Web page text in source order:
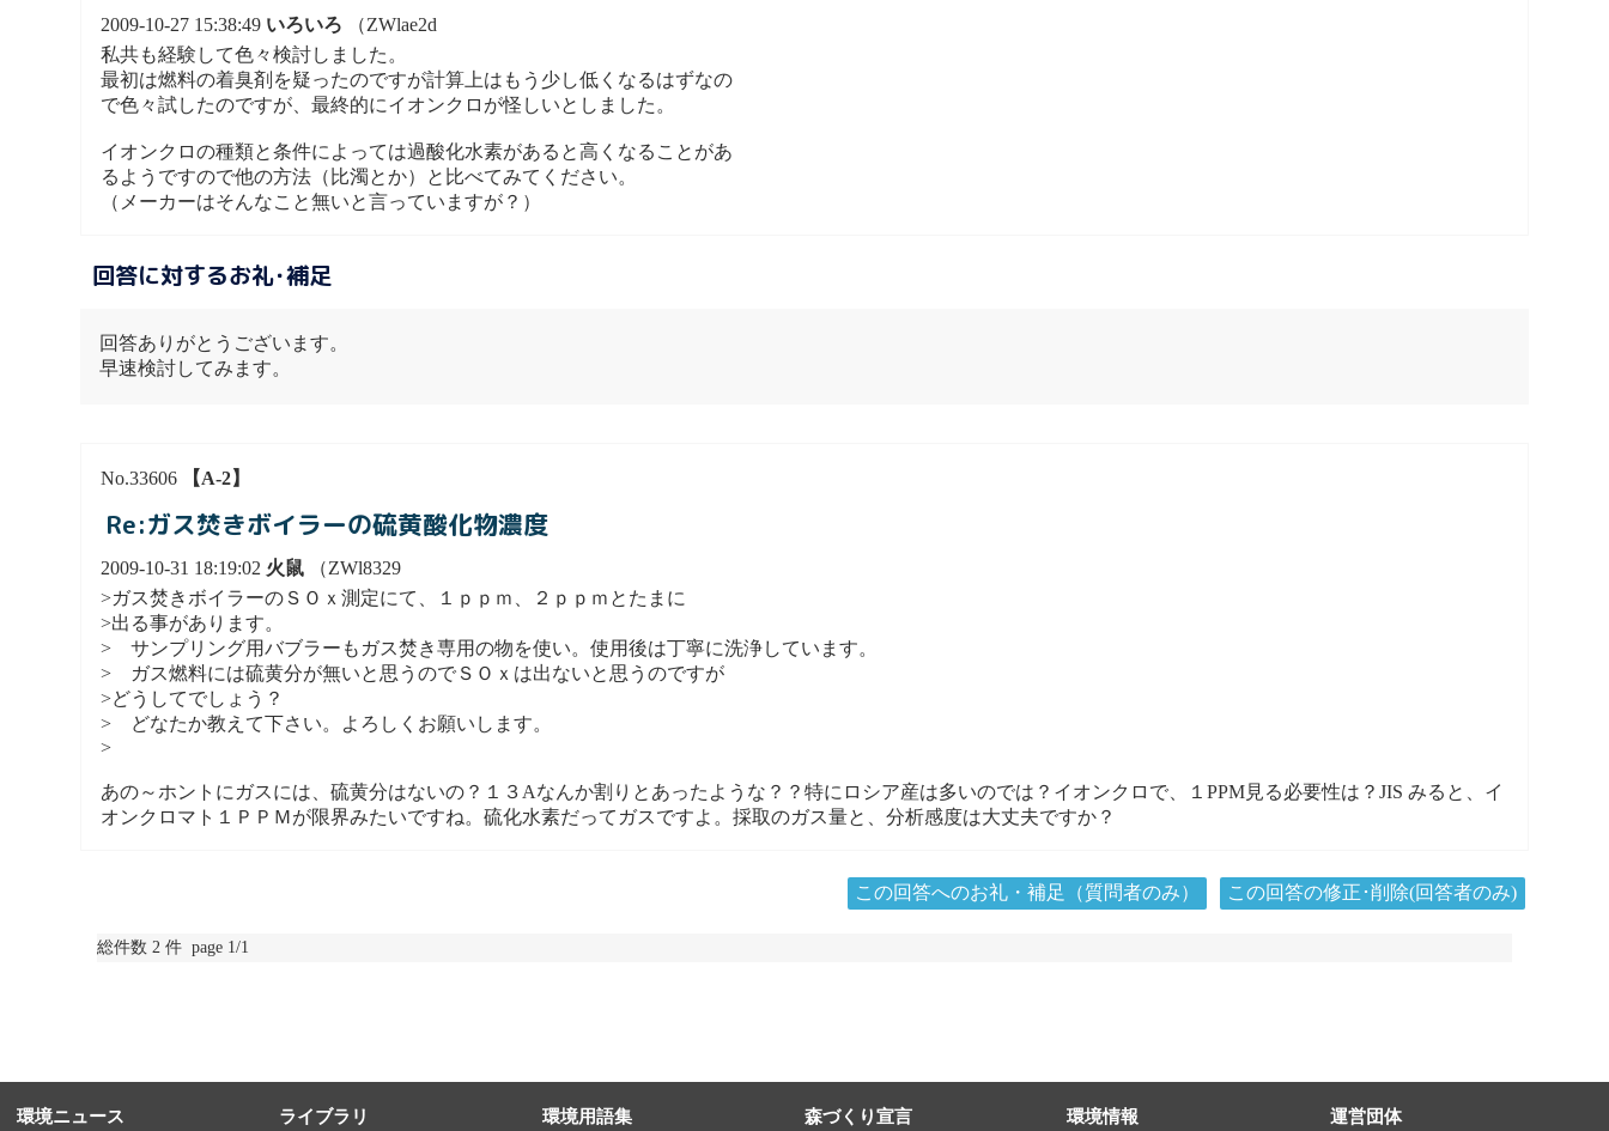
2009-10-27 15:38:49 いろいろ （ZWlae2d
私共も経験して色々検討しました。
最初は燃料の着臭剤を疑ったのですが計算上はもう少し低くなるはずなの
で色々試したのですが、最終的にイオンクロが怪しいとしました。
イオンクロの種類と条件によっては過酸化水素があると高くなることがあ
るようですので他の方法（比濁とか）と比べてみてください。
（メーカーはそんなこと無いと言っていますが？）
回答に対するお礼･補足
回答ありがとうございます。
早速検討してみます。
No.33606 【A-2】
Re:ガス焚きボイラーの硫黄酸化物濃度
2009-10-31 18:19:02 火鼠 （ZWl8329
>ガス焚きボイラーのＳＯｘ測定にて、１ｐｐｍ、２ｐｐｍとたまに
>出る事があります。
> サンプリング用バブラーもガス焚き専用の物を使い。使用後は丁寧に洗浄しています。
> ガス燃料には硫黄分が無いと思うのでＳＯｘは出ないと思うのですが
>どうしてでしょう？
> どなたか教えて下さい。よろしくお願いします。
>
あの～ホントにガスには、硫黄分はないの？１３Aなんか割りとあったような？？特にロシア産は多いのでは？イオンクロで、１PPM見る必要性は？JIS みると、イ
オンクロマト１ＰＰＭが限界みたいですね。硫化水素だってガスですよ。採取のガス量と、分析感度は大丈夫ですか？
この回答へのお礼・補足（質問者のみ） この回答の修正･削除(回答者のみ)
総件数 2 件 page 1/1
環境ニュース ライブラリ 環境用語集 森づくり宣言 環境情報 運営団体